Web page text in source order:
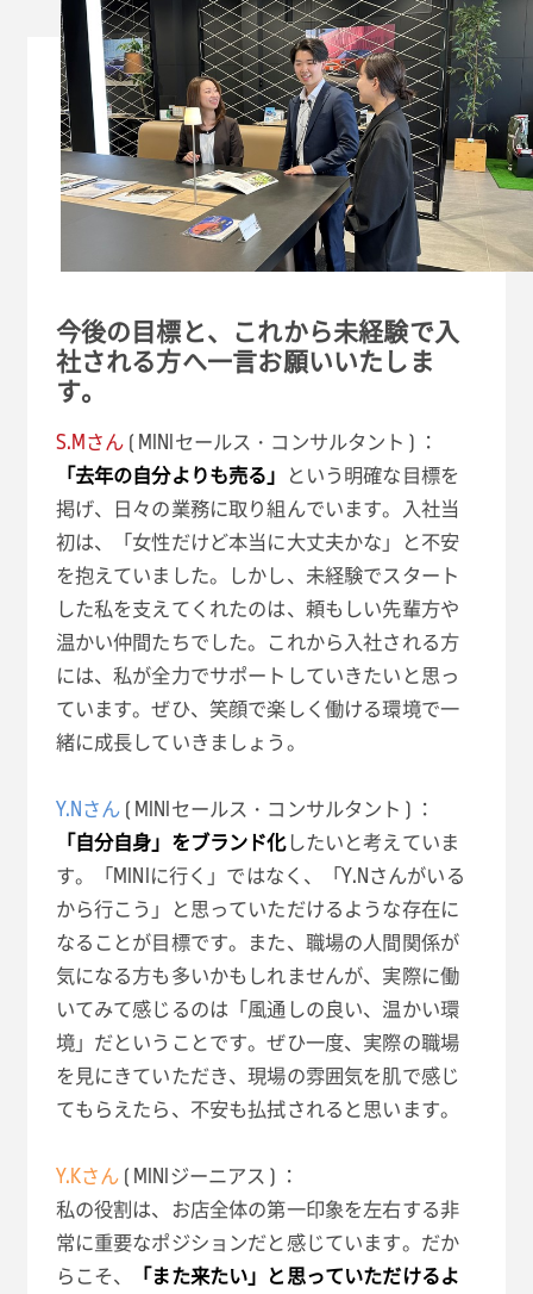
今後の目標と、これから未経験で入
社される方へ一言お願いいたしま
す。
S.Mさん ( MINIセールス・コンサルタント ) ：
「去年の自分よりも売る」 という明確な目標を
掲げ、日々の業務に取り組んでいます。入社当
初は、「女性だけど本当に大丈夫かな」と不安
を抱えていました。しかし、未経験でスタート
した私を支えてくれたのは、頼もしい先輩方や
温かい仲間たちでした。これから入社される方
には、私が全力でサポートしていきたいと思っ
ています。ぜひ、笑顔で楽しく働ける環境で一
緒に成長していきましょう。
Y.Nさん ( MINIセールス・コンサルタント ) ：
「自分自身」をブランド化したいと考えていま
す。「MINIに行く」ではなく、「Y.Nさんがいる
から行こう」と思っていただけるような存在に
なることが目標です。また、職場の人間関係が
気になる方も多いかもしれませんが、実際に働
いてみて感じるのは「風通しの良い、温かい環
境」だということです。ぜひ一度、実際の職場
を見にきていただき、現場の雰囲気を肌で感じ
てもらえたら、不安も払拭されると思います。
Y.Kさん ( MINIジーニアス ) ：
私の役割は、お店全体の第一印象を左右する非
常に重要なポジションだと感じています。だか
らこそ、
「また来たい」と思っていただけるよ